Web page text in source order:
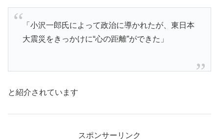
「小沢一郎氏によって政治に導かれたが、東日本
大震災をきっかけに“心の距離”ができた」
と紹介されています
スポンサーリンク